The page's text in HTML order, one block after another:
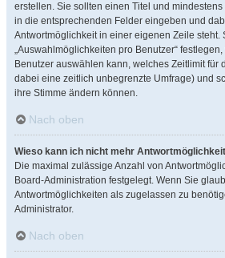
erstellen. Sie sollten einen Titel und
in die entsprechenden Felder eingeben und
Antwortmöglichkeit in einer eigenen Zeile steht.
„Auswahlmöglichkeiten pro Benutzer“
Benutzer auswählen kann, welches Zeitlimit für
dabei eine zeitlich unbegrenzte Umfrage) und
ihre Stimme ändern können.
Nach oben
Wieso kann ich nicht mehr
Die maximal zulässige Anzahl von
Board-Administration festgelegt. Wenn Sie
Antwortmöglichkeiten als zugelassen zu
Administrator.
Nach oben